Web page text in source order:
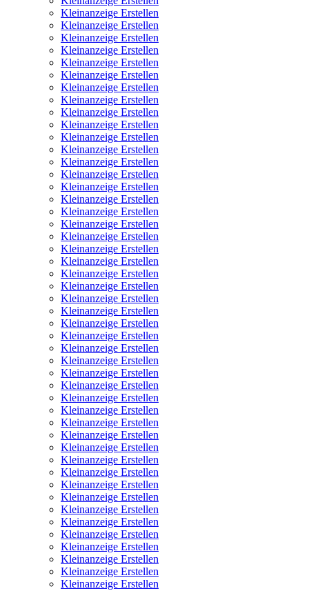
Kleinanzeige Erstellen
Kleinanzeige Erstellen
Kleinanzeige Erstellen
Kleinanzeige Erstellen
Kleinanzeige Erstellen
Kleinanzeige Erstellen
Kleinanzeige Erstellen
Kleinanzeige Erstellen
Kleinanzeige Erstellen
Kleinanzeige Erstellen
Kleinanzeige Erstellen
Kleinanzeige Erstellen
Kleinanzeige Erstellen
Kleinanzeige Erstellen
Kleinanzeige Erstellen
Kleinanzeige Erstellen
Kleinanzeige Erstellen
Kleinanzeige Erstellen
Kleinanzeige Erstellen
Kleinanzeige Erstellen
Kleinanzeige Erstellen
Kleinanzeige Erstellen
Kleinanzeige Erstellen
Kleinanzeige Erstellen
Kleinanzeige Erstellen
Kleinanzeige Erstellen
Kleinanzeige Erstellen
Kleinanzeige Erstellen
Kleinanzeige Erstellen
Kleinanzeige Erstellen
Kleinanzeige Erstellen
Kleinanzeige Erstellen
Kleinanzeige Erstellen
Kleinanzeige Erstellen
Kleinanzeige Erstellen
Kleinanzeige Erstellen
Kleinanzeige Erstellen
Kleinanzeige Erstellen
Kleinanzeige Erstellen
Kleinanzeige Erstellen
Kleinanzeige Erstellen
Kleinanzeige Erstellen
Kleinanzeige Erstellen
Kleinanzeige Erstellen
Kleinanzeige Erstellen
Kleinanzeige Erstellen
Kleinanzeige Erstellen